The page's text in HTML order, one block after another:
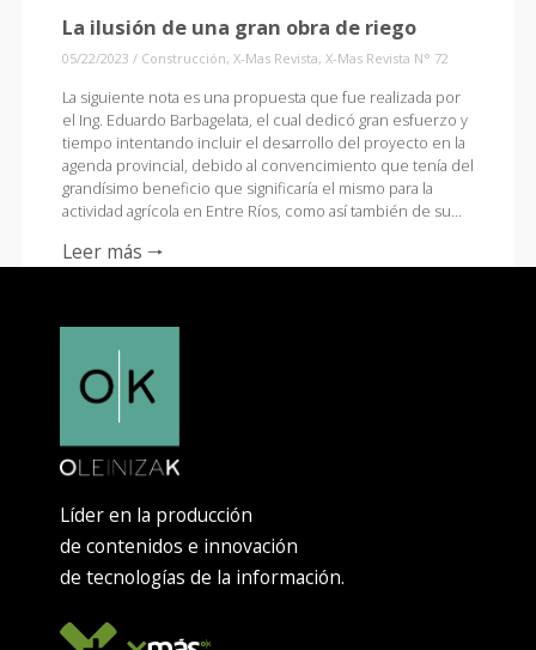
La ilusión de una gran obra de riego
05/22/2023 / Construcción, X-Mas Revista, X-Mas Revista N° 72
La siguiente nota es una propuesta que fue realizada por
el Ing. Eduardo Barbagelata, el cual dedicó gran esfuerzo y
tiempo intentando incluir el desarrollo del proyecto en la
agenda provincial, debido al convencimiento que tenía del
grandísimo beneficio que significaría el mismo para la
actividad agrícola en Entre Ríos, como así también de su…
Leer más 🠒
Líder en la producción
de contenidos e innovación
de tecnologías de la información.